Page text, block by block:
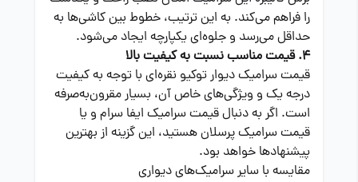
را فراهم می‌کند. به این ترتیب، خطوط بین کاشی‌ها به
حداقل می‌رسد و جلوه‌ای یکپارچه ایجاد می‌شود.
4. قیمت مناسب نسبت به کیفیت بالا
قیمت سرامیک دیوار توکیو نقره‌ای با توجه به کیفیت
درجه یک و ویژگی‌های خاص آن، بسیار مقرون‌به‌صرفه
است. اگر به دنبال قیمت سرامیک ایفا سرام و یا
قیمت سرامیک پرسلان هستید، این گزینه از بهترین
پیشنهادها خواهد بود.
مقایسه با سایر سرامیک‌های دیواری